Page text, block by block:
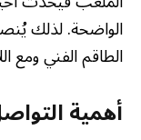
الواضحة. لذلك
الطاقم الفني ومع
أهمية